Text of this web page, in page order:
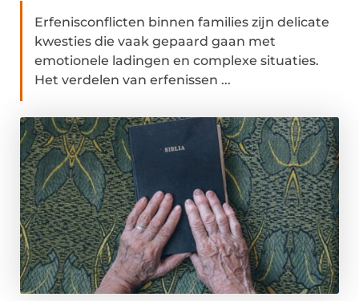
Erfenisconflicten binnen families zijn delicate
kwesties die vaak gepaard gaan met
emotionele ladingen en complexe situaties.
Het verdelen van erfenissen ...